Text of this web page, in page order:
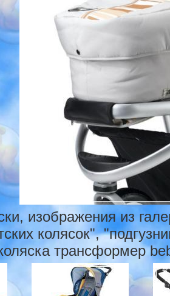
изображения из
колясок",
трансформер